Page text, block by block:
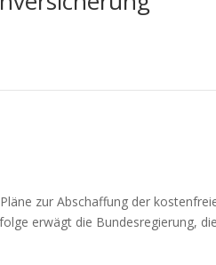
zur Abschaffung der
erwägt die Bundesregierung,